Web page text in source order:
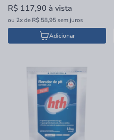
R$ 117,90 à vista
ou 2xde R$ 58,95sem juros
Adicionar